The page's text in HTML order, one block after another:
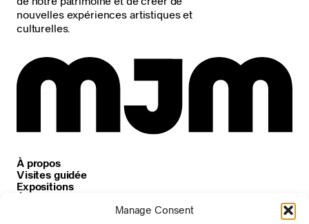
Manage Consent
nouvelles expériences artistiques et
culturelles.
À propos
Visites guidée
Expositions
Événements